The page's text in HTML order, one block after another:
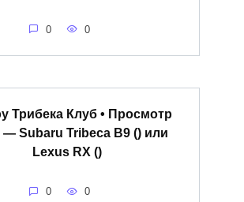
0 0
Трибека Клуб • Просмотр
Subaru Tribeca B9 () или
Lexus RX ()
0 0